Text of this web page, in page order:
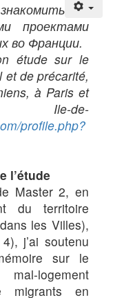
проектами
во Франции.
étude sur le
et de précarité,
à Paris et
profile.php?
l’étude
Master 2, en
du territoire
les Villes),
j’ai soutenu
sur le
logement
migrants en